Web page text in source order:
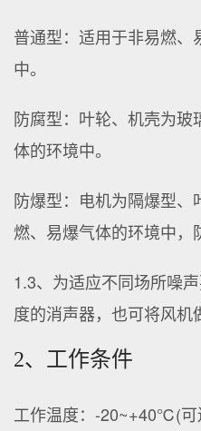
普通型：适用于非易燃
中。
防腐型：叶轮、机壳为
体的环境中。
防爆型：电机为隔爆型、
燃、易爆气体的环境中，
1.3、为适应不同场所噪
度的消声器，也可将风机
2、工作条件
工作温度：-20~+40℃(可